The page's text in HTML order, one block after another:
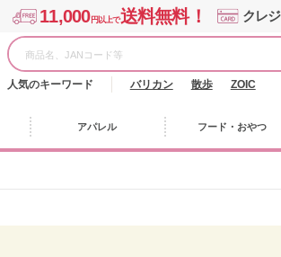
11,000円以上で送料無料！ クレ
人気のキーワード バリカン 散歩 ZOIC
アパレル フード・おやつ